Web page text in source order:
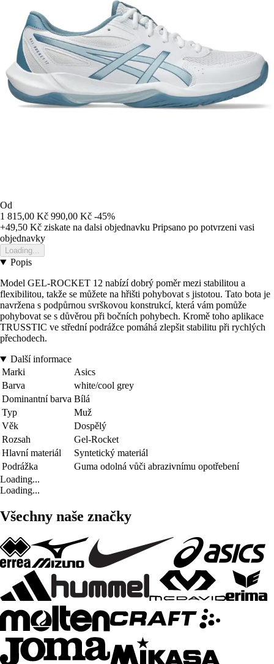
Od
1 815,00 Kč 990,00 Kč -45%
+49,50 Kč ziskate na dalsi objednavku Pripsano po potvrzeni vasi
objednavky
Loading...
Popis
Model GEL-ROCKET 12 nabízí dobrý poměr mezi stabilitou a
flexibilitou, takže se můžete na hřišti pohybovat s jistotou. Tato bota je
navržena s podpůrnou svrškovou konstrukcí, která vám pomůže
pohybovat se s důvěrou při bočních pohybech. Kromě toho aplikace
TRUSSTIC ve střední podrážce pomáhá zlepšit stabilitu při rychlých
přechodech.
Další informace
Marki
Asics
Barva
white/cool grey
Dominantní barva Bílá
Typ
Muž
Věk
Dospělý
Rozsah
Gel-Rocket
Hlavní materiál
Syntetický materiál
Podrážka
Guma odolná vůči abrazivnímu opotřebení
Loading...
Loading...
Všechny naše značky